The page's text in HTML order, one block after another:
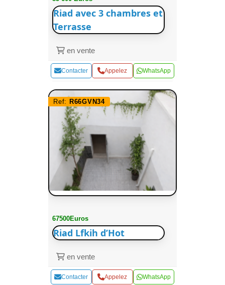
Riad avec 3 chambres et
Terrasse
en vente
Contacter Appelez WhatsApp
Ref: R66GVN34
67500Euros
Riad Lfkih d’Hot
en vente
Contacter Appelez WhatsApp